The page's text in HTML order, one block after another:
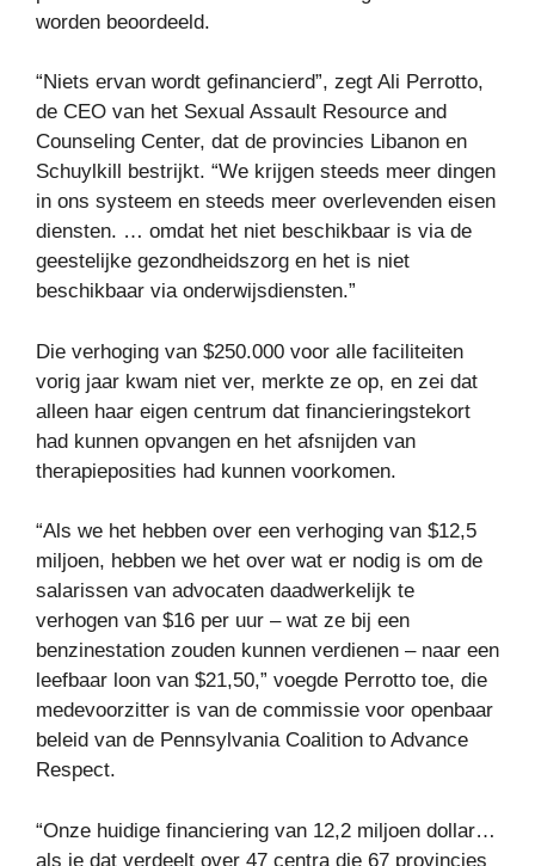
worden beoordeeld.
“Niets ervan wordt gefinancierd”, zegt Ali Perrotto,
de CEO van het Sexual Assault Resource and
Counseling Center, dat de provincies Libanon en
Schuylkill bestrijkt. “We krijgen steeds meer dingen
in ons systeem en steeds meer overlevenden eisen
diensten. … omdat het niet beschikbaar is via de
geestelijke gezondheidszorg en het is niet
beschikbaar via onderwijsdiensten.”
Die verhoging van $250.000 voor alle faciliteiten
vorig jaar kwam niet ver, merkte ze op, en zei dat
alleen haar eigen centrum dat financieringstekort
had kunnen opvangen en het afsnijden van
therapieposities had kunnen voorkomen.
“Als we het hebben over een verhoging van $12,5
miljoen, hebben we het over wat er nodig is om de
salarissen van advocaten daadwerkelijk te
verhogen van $16 per uur – wat ze bij een
benzinestation zouden kunnen verdienen – naar een
leefbaar loon van $21,50,” voegde Perrotto toe, die
medevoorzitter is van de commissie voor openbaar
beleid van de Pennsylvania Coalition to Advance
Respect.
“Onze huidige financiering van 12,2 miljoen dollar…
als je dat verdeelt over 47 centra die 67 provincies